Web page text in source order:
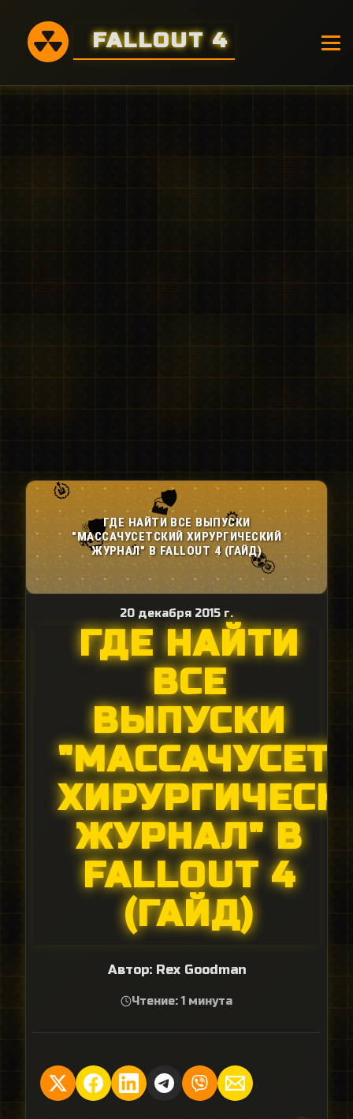
FALLOUT 4
20 декабря 2015 г.
ГДЕ НАЙТИ
ВСЕ
ВЫПУСКИ
ЖУРНАЛ" В
FALLOUT 4
(ГАЙД)
Автор: Rex Goodman
Чтение: 1 минута